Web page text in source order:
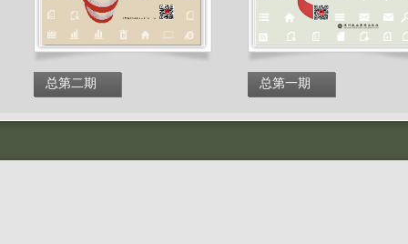
总第二期 总第一期